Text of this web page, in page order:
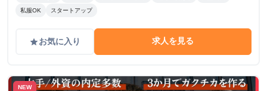
私服OK スタートアップ
gradeお気に入り 求人を見る
NEW